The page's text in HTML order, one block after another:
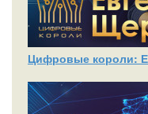
Цифровые короли: